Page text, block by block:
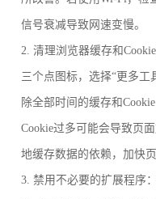
信号衰减导致网速变慢。
2. 清理浏览器缓存和
三个点图标，选择“更多工
除全部时间的缓存和
Cookie过多可能会导致页
地缓存数据的依赖，加快
3. 禁用不必要的扩展程序